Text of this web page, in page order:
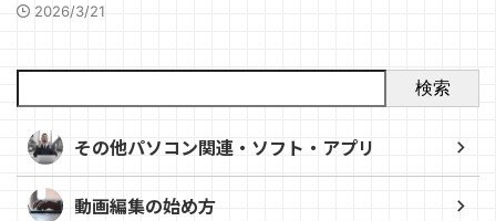
2026/3/21
検索
その他パソコン関連・ソフト・アプリ
動画編集の始め方